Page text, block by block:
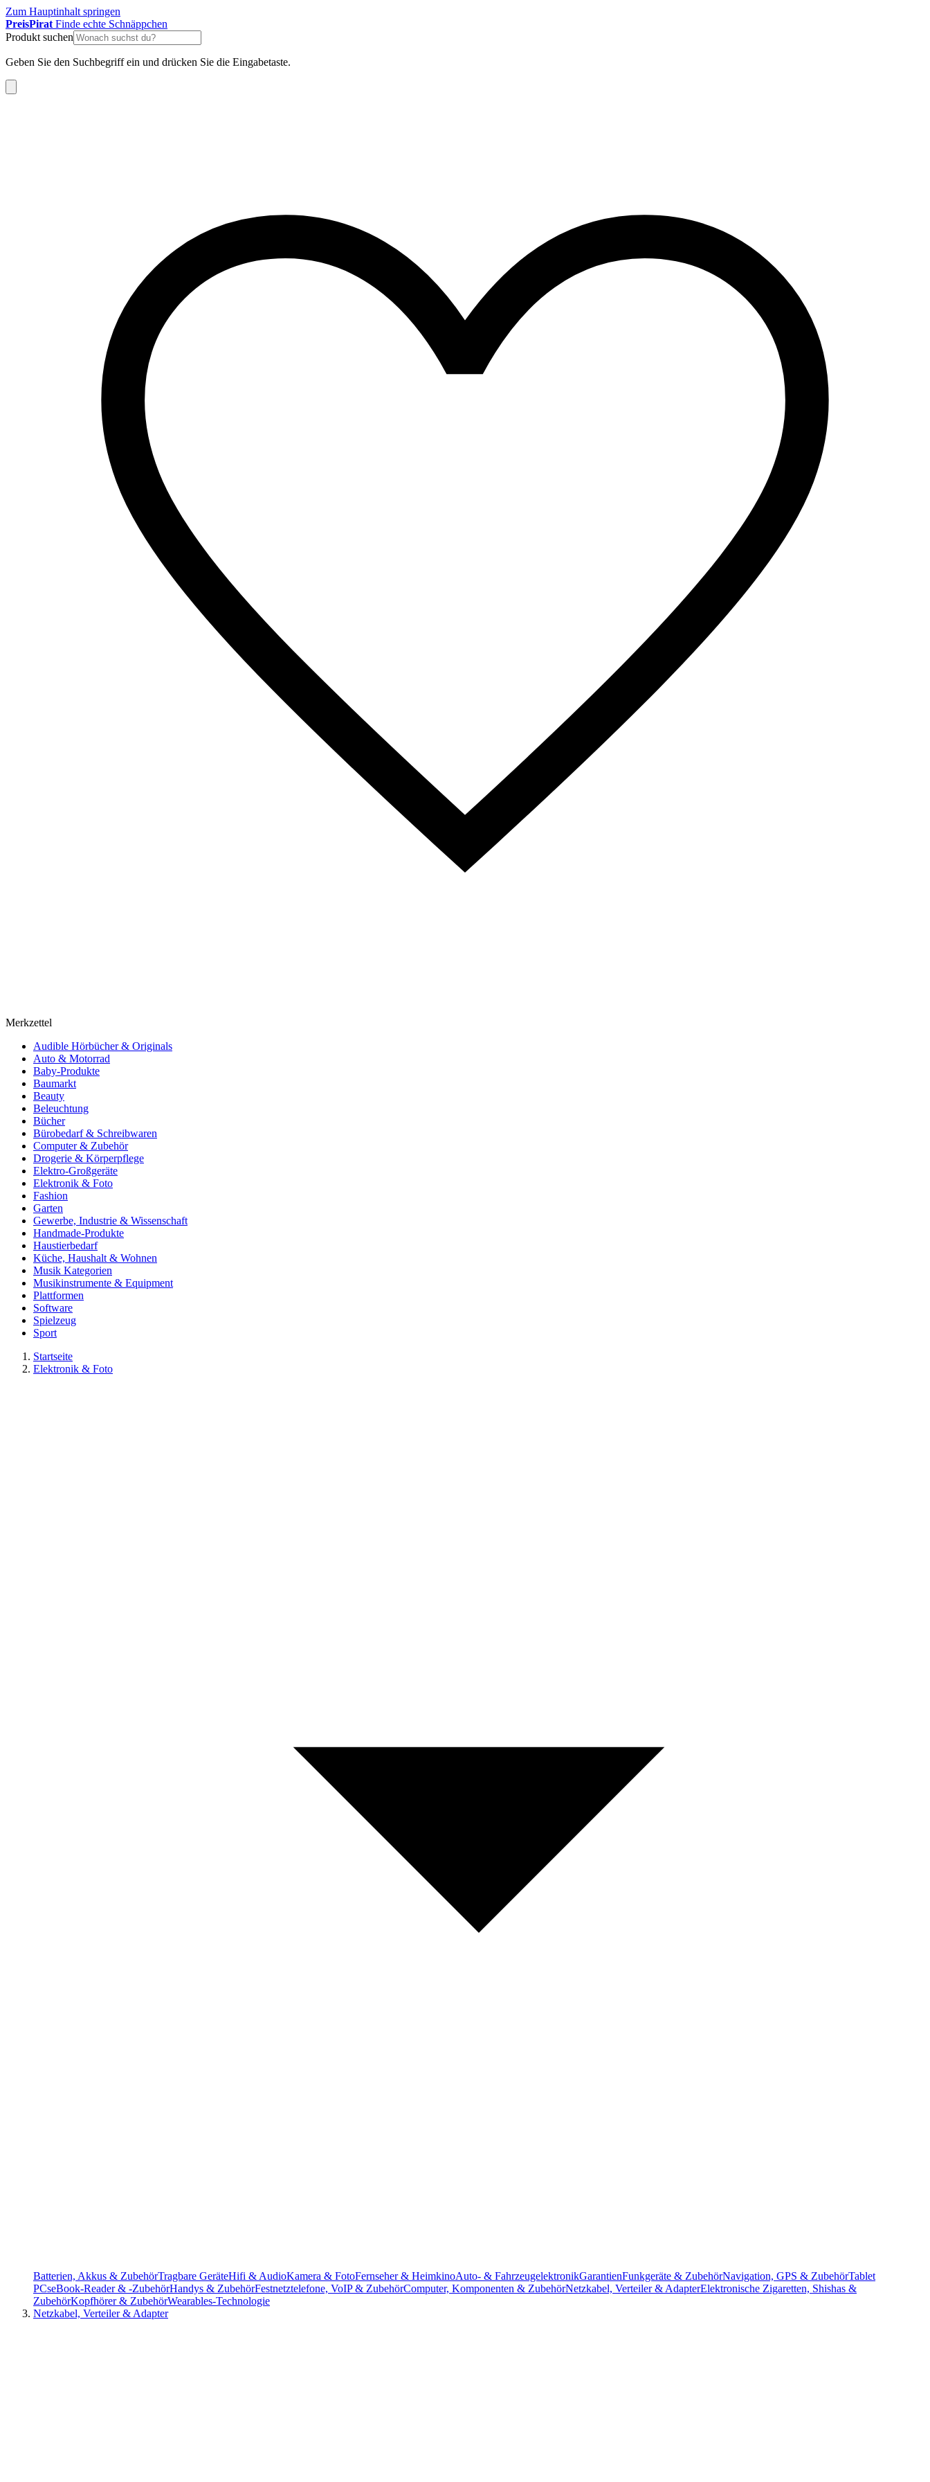
Zum Hauptinhalt springen
PreisPirat Finde echte Schnäppchen
Produkt suchen
Geben Sie den Suchbegriff ein und drücken Sie die Eingabetaste.
Merkzettel
Audible Hörbücher & Originals
Auto & Motorrad
Baby-Produkte
Baumarkt
Beauty
Beleuchtung
Bücher
Bürobedarf & Schreibwaren
Computer & Zubehör
Drogerie & Körperpflege
Elektro-Großgeräte
Elektronik & Foto
Fashion
Garten
Gewerbe, Industrie & Wissenschaft
Handmade-Produkte
Haustierbedarf
Küche, Haushalt & Wohnen
Musik Kategorien
Musikinstrumente & Equipment
Plattformen
Software
Spielzeug
Sport
Startseite
Elektronik & Foto
Batterien, Akkus & ZubehörTragbare GeräteHifi & AudioKamera & FotoFernseher & HeimkinoAuto- & FahrzeugelektronikGarantienFunkgeräte & ZubehörNavigation, GPS & ZubehörTablet
PCseBook-Reader & -ZubehörHandys & ZubehörFestnetztelefone, VoIP & ZubehörComputer, Komponenten & ZubehörNetzkabel, Verteiler & AdapterElektronische Zigaretten, Shishas &
ZubehörKopfhörer & ZubehörWearables-Technologie
Netzkabel, Verteiler & Adapter